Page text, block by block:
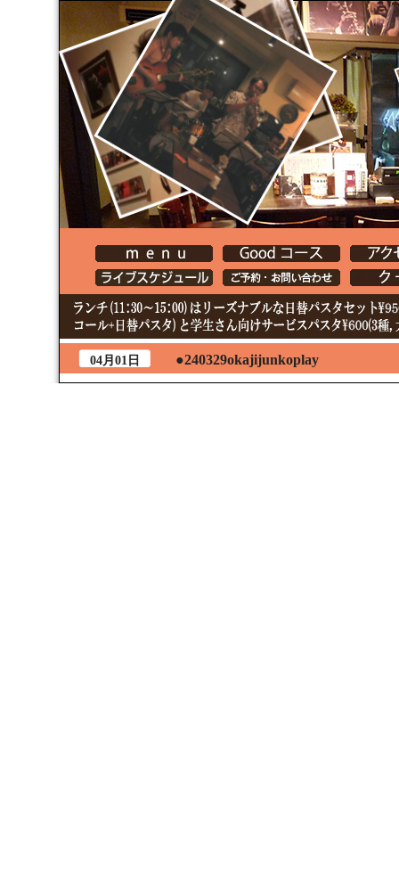
04月01日 ●240329okajijunkoplay